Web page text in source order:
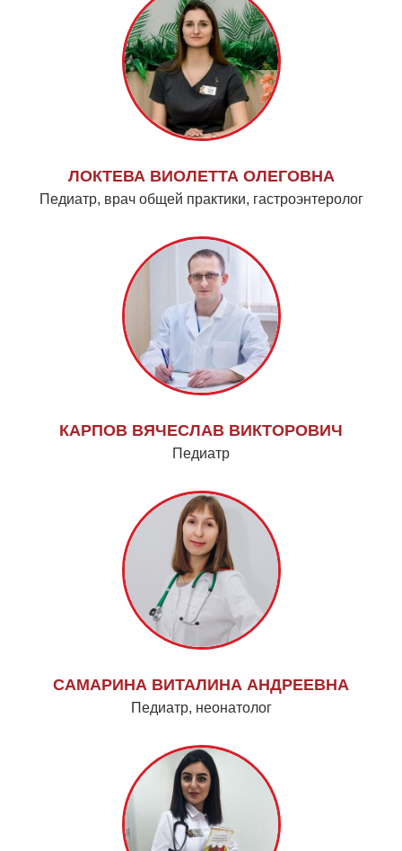
ЛОКТЕВА ВИОЛЕТТА ОЛЕГОВНА
Педиатр, врач общей практики, гастроэнтеролог
КАРПОВ ВЯЧЕСЛАВ ВИКТОРОВИЧ
Педиатр
САМАРИНА ВИТАЛИНА АНДРЕЕВНА
Педиатр, неонатолог